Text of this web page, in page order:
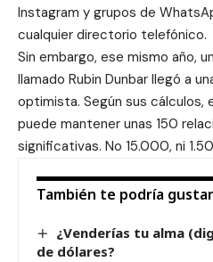
Instagram y grupos de
cualquier directorio telefónico.
Sin embargo, ese mismo año,
llamado Rubin Dunbar llegó a
optimista. Según sus cálculos,
puede mantener unas 150
significativas. No 15.000, ni
También te podría gustar
¿Venderías tu alma
de dólares?